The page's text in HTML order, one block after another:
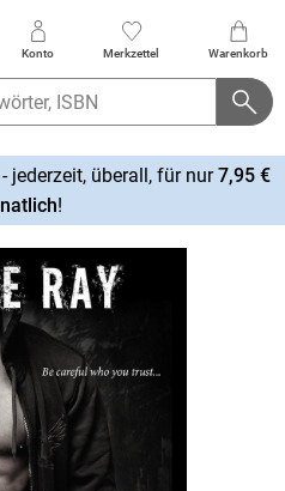
Konto Merkzettel Warenkorb
jederzeit, überall, für nur7,95 €
!